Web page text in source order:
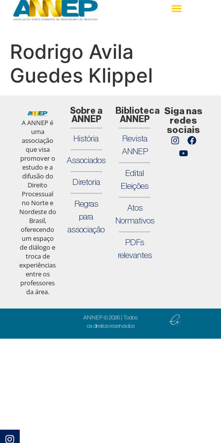
Rodrigo Avila
Guedes Klippel
A ANNEP é
uma
associação
que visa
promover o
estudo e a
difusão do
Direito
Processual
no Norte e
Nordeste do
Brasil,
oferecendo
um espaço
de diálogo e
troca de
experiências
entre os
professores
da área.
Sobre a
ANNEP
História
Associados
Diretoria
Regras
para
associação
Biblioteca
ANNEP
Revista
ANNEP
Edital
Eleições
Atos
Normativos
PDFs
relevantes
Siga nas
redes
sociais
ANNEP © 2026 | Todos
os direitos reservados